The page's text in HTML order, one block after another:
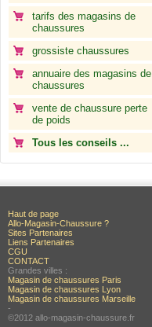
tarifs des magasins de
chaussures
grossiste chaussures
annuaire des magasins de
chaussures
vente de chaussure perte
de poids
Tous les conseils ...
Haut de page
Allo-Magasin-Chaussure ?
Sites Partenaires
Liens Partenaires
CGU
CONTACT
Grandes villes :
Magasin de chaussures Paris
Magasin de chaussures Lyon
Magasin de chaussures Marseille
-
©2012 allo-magasin-chaussure.fr